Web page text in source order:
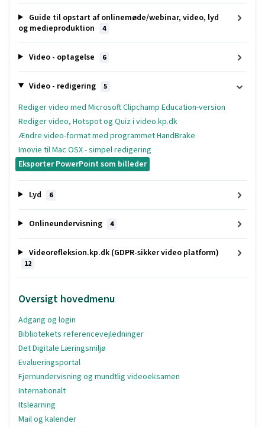
Guide til opstart af onlinemøde/webinar, video, lyd
og medieproduktion
4
Video - optagelse 6
Video - redigering 5
Rediger video med Microsoft Clipchamp Education-version
Rediger video, Hotspot og Quiz i video.kp.dk
Ændre video-format med programmet HandBrake
Imovie til Mac OSX - simpel redigering
Eksporter PowerPoint som billeder
Lyd 6
Onlineundervisning 4
Videorefleksion.kp.dk (GDPR-sikker video platform)
12
Oversigt hovedmenu
Adgang og login
Bibliotekets referencevejledninger
Det Digitale Læringsmiljø
Evalueringsportal
Fjernundervisning og mundtlig videoeksamen
Internationalt
Itslearning
Mail og kalender